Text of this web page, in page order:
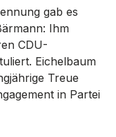
gab es
Ihm
CDU-
Eichelbaum
Treue
in Partei